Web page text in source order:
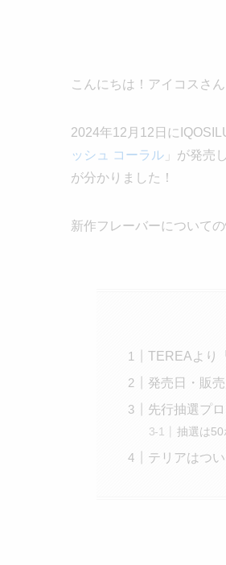
こんにちは！アイコスさん
2024年12月12日に
ッシュ コーラル 」が発売
が分かりました！
新作フレーバーについて
TEREAより
発売日・販
先行抽選プ
抽選は
テリアはつ